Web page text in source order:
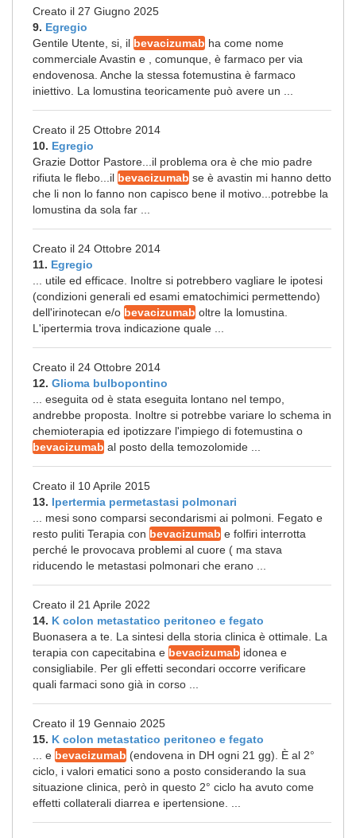
Creato il 27 Giugno 2025
9. Egregio
Gentile Utente, si, il bevacizumab ha come nome
commerciale Avastin e , comunque, è farmaco per via
endovenosa. Anche la stessa fotemustina è farmaco
iniettivo. La lomustina teoricamente può avere un ...
Creato il 25 Ottobre 2014
10. Egregio
Grazie Dottor Pastore...il problema ora è che mio padre
rifiuta le flebo...il bevacizumab se è avastin mi hanno detto
che li non lo fanno non capisco bene il motivo...potrebbe la
lomustina da sola far ...
Creato il 24 Ottobre 2014
11. Egregio
... utile ed efficace. Inoltre si potrebbero vagliare le ipotesi
(condizioni generali ed esami ematochimici permettendo)
dell'irinotecan e/o bevacizumab oltre la lomustina.
L'ipertermia trova indicazione quale ...
Creato il 24 Ottobre 2014
12. Glioma bulbopontino
... eseguita od è stata eseguita lontano nel tempo,
andrebbe proposta. Inoltre si potrebbe variare lo schema in
chemioterapia ed ipotizzare l'impiego di fotemustina o
bevacizumab al posto della temozolomide ...
Creato il 10 Aprile 2015
13. Ipertermia permetastasi polmonari
... mesi sono comparsi secondarismi ai polmoni. Fegato e
resto puliti Terapia con bevacizumab e folfiri interrotta
perché le provocava problemi al cuore ( ma stava
riducendo le metastasi polmonari che erano ...
Creato il 21 Aprile 2022
14. K colon metastatico peritoneo e fegato
Buonasera a te. La sintesi della storia clinica è ottimale. La
terapia con capecitabina e bevacizumab idonea e
consigliabile. Per gli effetti secondari occorre verificare
quali farmaci sono già in corso ...
Creato il 19 Gennaio 2025
15. K colon metastatico peritoneo e fegato
... e bevacizumab (endovena in DH ogni 21 gg). È al 2°
ciclo, i valori ematici sono a posto considerando la sua
situazione clinica, però in questo 2° ciclo ha avuto come
effetti collaterali diarrea e ipertensione. ...